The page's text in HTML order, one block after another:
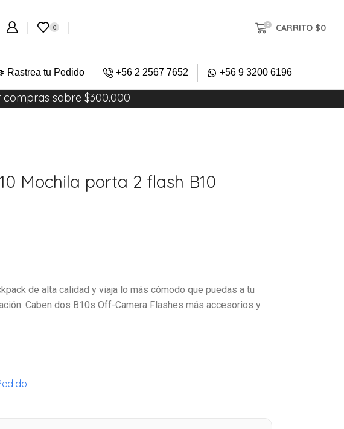
0 0 CARRITO $0
Rastrea tu Pedido +56 2 2567 7652 +56 9 3200 6196
sobre $300.000
Mochila porta 2 flash B10
de alta calidad y viaja lo más cómodo que puedas a tu
Caben dos B10s Off-Camera Flashes más accesorios y